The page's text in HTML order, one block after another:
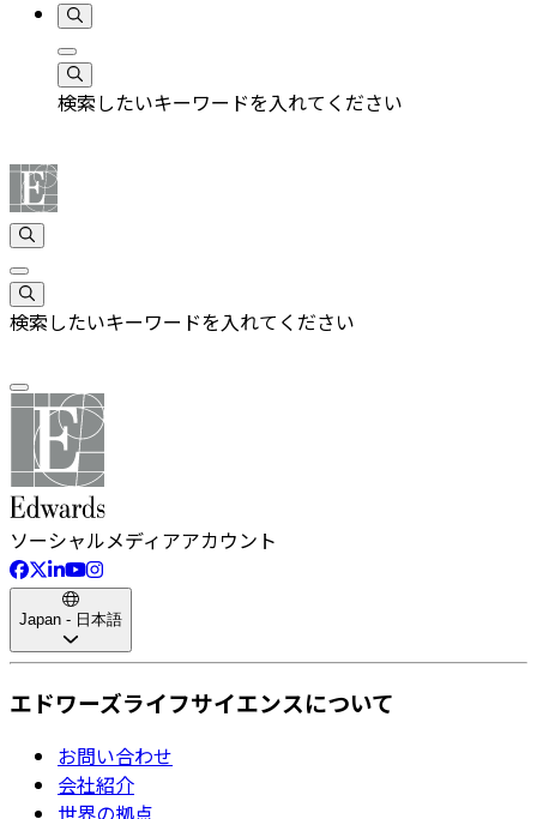
検索したいキーワードを入れてください
検索したいキーワードを入れてください
ソーシャルメディアアカウント
Japan - 日本語
エドワーズライフサイエンスについて
お問い合わせ
会社紹介
世界の拠点